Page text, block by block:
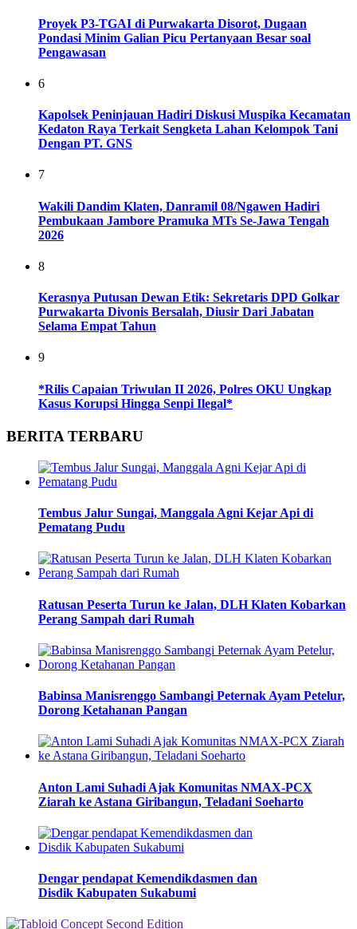
Proyek P3-TGAI di Purwakarta Disorot, Dugaan
Pondasi Minim Galian Picu Pertanyaan Besar soal
Pengawasan
6
Kapolsek Peninjauan Hadiri Diskusi Muspika Kecamatan
Kedaton Raya Terkait Sengketa Lahan Kelompok Tani
Dengan PT. GNS
7
Wakili Dandim Klaten, Danramil 08/Ngawen Hadiri
Pembukaan Jambore Pramuka MTs Se-Jawa Tengah
2026
8
Kerasnya Putusan Dewan Etik: Sekretaris DPD Golkar
Purwakarta Divonis Bersalah, Diusir Dari Jabatan
Selama Empat Tahun
9
*Rilis Capaian Triwulan II 2026, Polres OKU Ungkap
Kasus Korupsi Hingga Senpi Ilegal*
BERITA TERBARU
Tembus Jalur Sungai, Manggala Agni Kejar Api di
Pematang Pudu
Ratusan Peserta Turun ke Jalan, DLH Klaten Kobarkan
Perang Sampah dari Rumah
Babinsa Manisrenggo Sambangi Peternak Ayam Petelur,
Dorong Ketahanan Pangan
Anton Lami Suhadi Ajak Komunitas NMAX-PCX
Ziarah ke Astana Giribangun, Teladani Soeharto
Dengar pendapat Kemendikdasmen dan
Disdik Kabupaten Sukabumi